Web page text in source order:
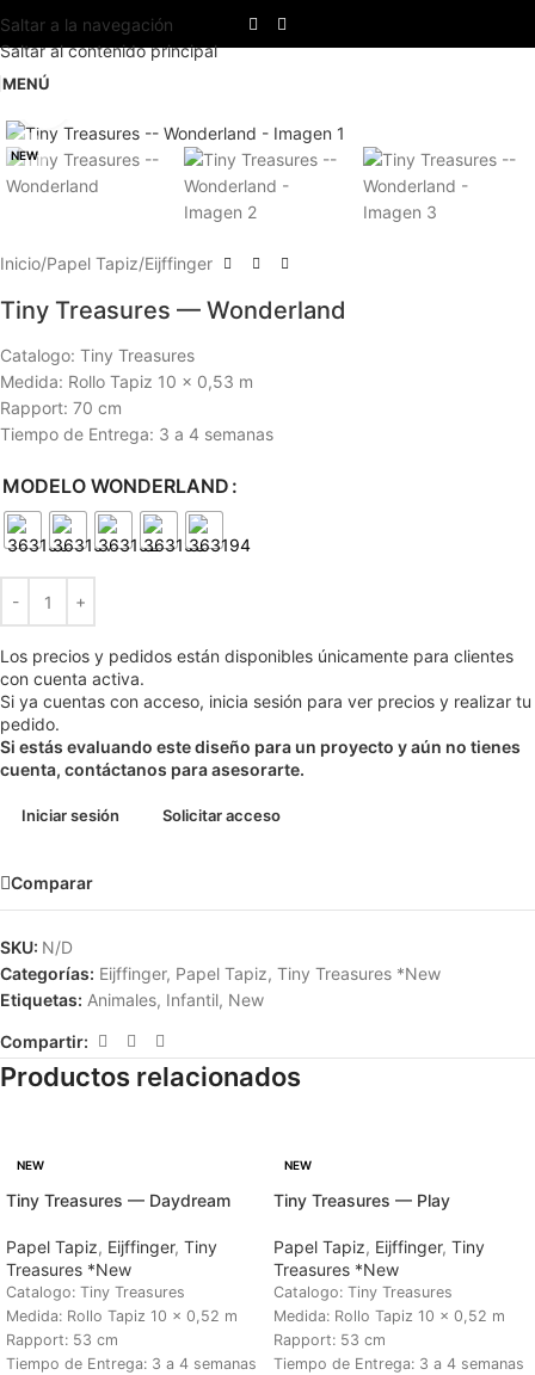
Saltar a la navegación
Saltar al contenido principal
MENÚ
NEW
Inicio/Papel Tapiz/Eijffinger
Tiny Treasures — Wonderland
Catalogo: Tiny Treasures
Medida: Rollo Tapiz 10 x 0,53 m
Rapport: 70 cm
Tiempo de Entrega: 3 a 4 semanas
MODELO WONDERLAND
Los precios y pedidos están disponibles únicamente para clientes
con cuenta activa.
Si ya cuentas con acceso, inicia sesión para ver precios y realizar tu
pedido.
Si estás evaluando este diseño para un proyecto y aún no tienes
cuenta, contáctanos para asesorarte.
Iniciar sesión Solicitar acceso
Comparar
SKU: N/D
Categorías: Eijffinger, Papel Tapiz, Tiny Treasures *New
Etiquetas: Animales, Infantil, New
Compartir:
Productos relacionados
NEW
Tiny Treasures — Daydream
Papel Tapiz, Eijffinger, Tiny
Treasures *New
Catalogo: Tiny Treasures
Medida: Rollo Tapiz 10 x 0,52 m
Rapport: 53 cm
Tiempo de Entrega: 3 a 4 semanas
NEW
Tiny Treasures — Play
Papel Tapiz, Eijffinger, Tiny
Treasures *New
Catalogo: Tiny Treasures
Medida: Rollo Tapiz 10 x 0,52 m
Rapport: 53 cm
Tiempo de Entrega: 3 a 4 semanas